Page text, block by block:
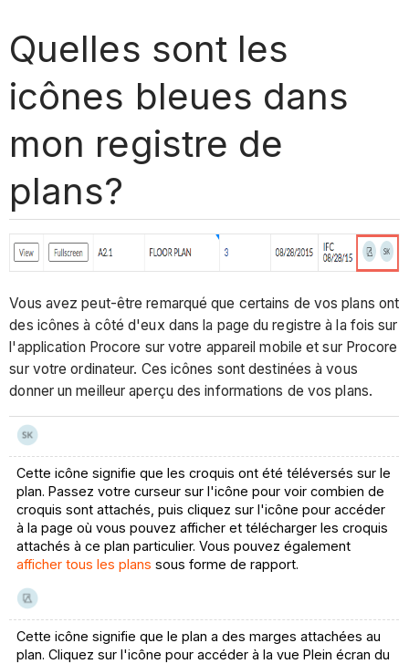
Quelles sont les
icônes bleues dans
mon registre de
plans?
Vous avez peut-être remarqué que certains de vos plans ont
des icônes à côté d'eux dans la page du registre à la fois sur
l'application Procore sur votre appareil mobile et sur Procore
sur votre ordinateur. Ces icônes sont destinées à vous
donner un meilleur aperçu des informations de vos plans.
Cette icône signifie que les croquis ont été téléversés sur le
plan. Passez votre curseur sur l'icône pour voir combien de
croquis sont attachés, puis cliquez sur l'icône pour accéder
à la page où vous pouvez afficher et télécharger les croquis
attachés à ce plan particulier. Vous pouvez également
afficher tous les plans sous forme de rapport.
Cette icône signifie que le plan a des marges attachées au
plan. Cliquez sur l'icône pour accéder à la vue Plein écran du